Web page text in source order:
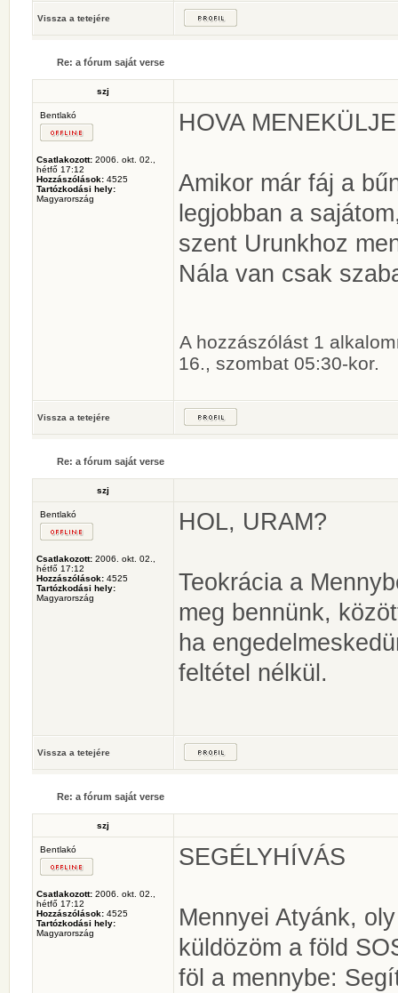
Vissza a tetejére
Re: a fórum saját verse
szj
Bentlakó
Csatlakozott: 2006. okt. 02.,
hétfő 17:12
Hozzászólások: 4525
Tartózkodási hely:
Magyarország
HOVA
Amikor már fáj a
legjobban a
szent Urunkhoz
Nála van csak
A hozzászólást 1
16., szombat 05:30-kor.
Vissza a tetejére
Re: a fórum saját verse
szj
Bentlakó
Csatlakozott: 2006. okt. 02.,
hétfő 17:12
Hozzászólások: 4525
Tartózkodási hely:
Magyarország
HOL, URAM?
Teokrácia a
meg bennünk,
ha
feltétel nélkül.
Vissza a tetejére
Re: a fórum saját verse
szj
Bentlakó
Csatlakozott: 2006. okt. 02.,
hétfő 17:12
Hozzászólások: 4525
Tartózkodási hely:
Magyarország
SEGÉLYHÍVÁS
Mennyei Atyánk,
küldözöm a föld
föl a mennybe: